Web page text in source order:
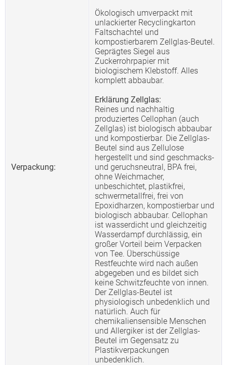
Verpackung:
Ökologisch umverpackt mit
unlackierter Recyclingkarton
Faltschachtel und
kompostierbarem Zellglas-Beutel.
Geprägtes Siegel aus
Zuckerrohrpapier mit
biologischem Klebstoff. Alles
komplett abbaubar.
Erklärung Zellglas:
Reines und nachhaltig
produziertes Cellophan (auch
Zellglas) ist biologisch abbaubar
und kompostierbar. Die Zellglas-
Beutel sind aus Zellulose
hergestellt und sind geschmacks-
und geruchsneutral, BPA frei,
ohne Weichmacher,
unbeschichtet, plastikfrei,
schwermetallfrei, frei von
Epoxidharzen, kompostierbar und
biologisch abbaubar. Cellophan
ist wasserdicht und gleichzeitig
Wasserdampf durchlässig, ein
großer Vorteil beim Verpacken
von Tee. Überschüssige
Restfeuchte wird nach außen
abgegeben und es bildet sich
keine Schwitzfeuchte von innen.
Der Zellglas-Beutel ist
physiologisch unbedenklich und
natürlich. Auch für
chemikaliensensible Menschen
und Allergiker ist der Zellglas-
Beutel im Gegensatz zu
Plastikverpackungen
unbedenklich.